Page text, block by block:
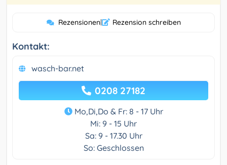
Rezensionen| Rezension schreiben
Kontakt:
wasch-bar.net
0208 27182
Mo,Di,Do & Fr: 8 - 17 Uhr
Mi: 9 - 15 Uhr
Sa: 9 - 17.30 Uhr
So: Geschlossen